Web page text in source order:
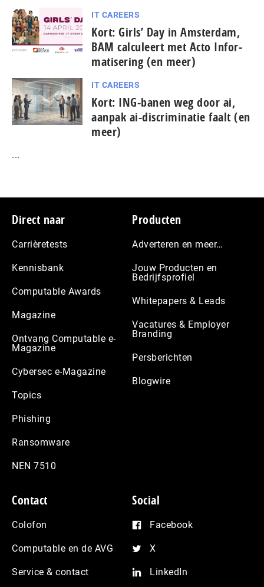
IT CAREERS
Kort: Girls’ Day in Amsterdam,
BAM calculeert met Acto In­for­
ma­ti­se­ring (en meer)
IT CAREERS
Kort: ING-banen weg door ai,
aanpak ai-dis­cri­mi­na­tie faalt (en
meer)
...
Footer
Direct naar
Carrièretests
Kennisbank
Computable Awards
Magazine
Ontvang Computable e-
Magazine
Cybersec e-Magazine
Topics
Phishing
Ransomware
NEN 7510
Producten
Adverteren en meer…
Jouw Producten en
Bedrijfsprofiel
Whitepapers & Leads
Vacatures & Employer
Branding
Persberichten
Blogwire
Contact
Colofon
Computable en de AVG
Service & contact
Social
Facebook
X
LinkedIn